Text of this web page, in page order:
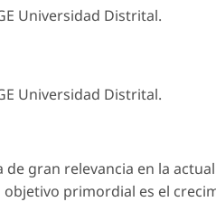
Universidad Distrital.
Universidad Distrital.
gran relevancia en la
primordial es el